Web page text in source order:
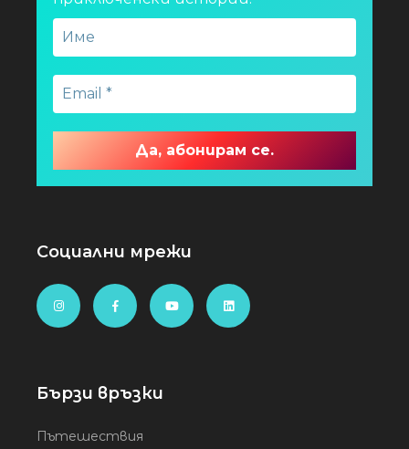
Социални мрежи
Бързи връзки
Пътешествия